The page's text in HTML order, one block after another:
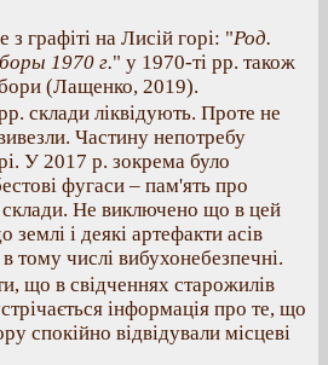
графіті на Лисій горі: "Род.
1970 г." у 1970-ті рр. також
(Лащенко, 2019).
склади ліквідують. Проте не
Частину непотребу
У 2017 р. зокрема було
фугаси – пам'ять про
склади. Не виключено що в цей
і деякі артефакти асів
тому числі вибухонебезпечні.
що в свідченнях старожилів
інформація про те, що
спокійно відвідували місцеві